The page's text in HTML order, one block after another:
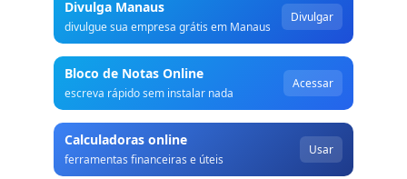
Divulga Manaus
divulgue sua empresa grátis em Manaus
Divulgar
Bloco de Notas Online
escreva rápido sem instalar nada
Acessar
Calculadoras online
ferramentas financeiras e úteis
Usar